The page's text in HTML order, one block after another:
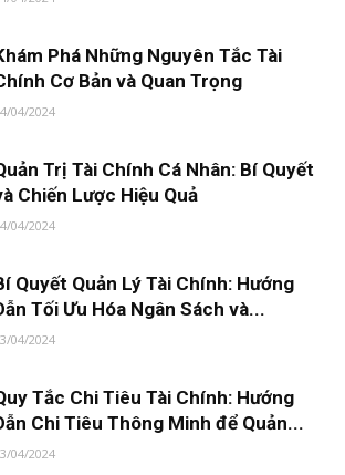
Phá Những Nguyên Tắc Tài
Cơ Bản và Quan Trọng
04/2024
Trị Tài Chính Cá Nhân: Bí Quyết
Chiến Lược Hiệu Quả
04/2024
Quyết Quản Lý Tài Chính: Hướng
Tối Ưu Hóa Ngân Sách và...
04/2024
Tắc Chi Tiêu Tài Chính: Hướng
Chi Tiêu Thông Minh để Quản...
04/2024